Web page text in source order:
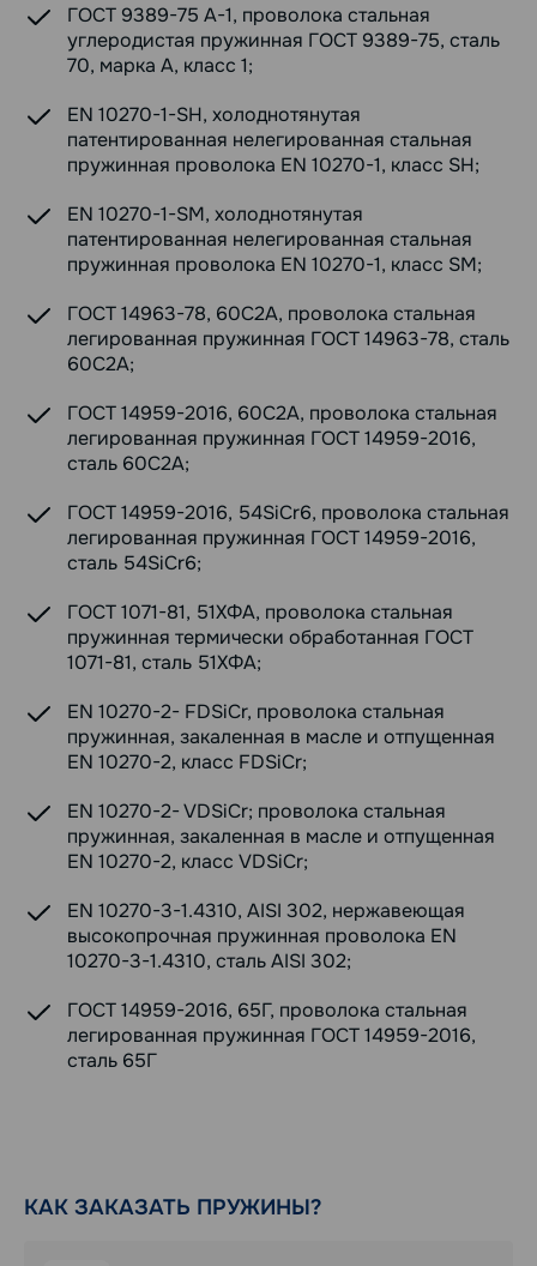
ГОСТ 9389-75 А-1, проволока стальная
углеродистая пружинная ГОСТ 9389-75, сталь
70, марка А, класс 1;
EN 10270-1-SH, холоднотянутая
патентированная нелегированная стальная
пружинная проволока EN 10270-1, класс SH;
EN 10270-1-SM, холоднотянутая
патентированная нелегированная стальная
пружинная проволока EN 10270-1, класс SM;
ГОСТ 14963-78, 60С2А, проволока стальная
легированная пружинная ГОСТ 14963-78, сталь
60С2А;
ГОСТ 14959-2016, 60С2А, проволока стальная
легированная пружинная ГОСТ 14959-2016,
сталь 60С2А;
ГОСТ 14959-2016, 54SiCr6, проволока стальная
легированная пружинная ГОСТ 14959-2016,
сталь 54SiCr6;
ГОСТ 1071-81, 51ХФА, проволока стальная
пружинная термически обработанная ГОСТ
1071-81, сталь 51ХФА;
EN 10270-2- FDSiCr, проволока стальная
пружинная, закаленная в масле и отпущенная
EN 10270-2, класс FDSiCr;
EN 10270-2- VDSiCr; проволока стальная
пружинная, закаленная в масле и отпущенная
EN 10270-2, класс VDSiCr;
EN 10270-3-1.4310, AISI 302, нержавеющая
высокопрочная пружинная проволока EN
10270-3-1.4310, сталь AISI 302;
ГОСТ 14959-2016, 65Г, проволока стальная
легированная пружинная ГОСТ 14959-2016,
сталь 65Г
КАК ЗАКАЗАТЬ ПРУЖИНЫ?